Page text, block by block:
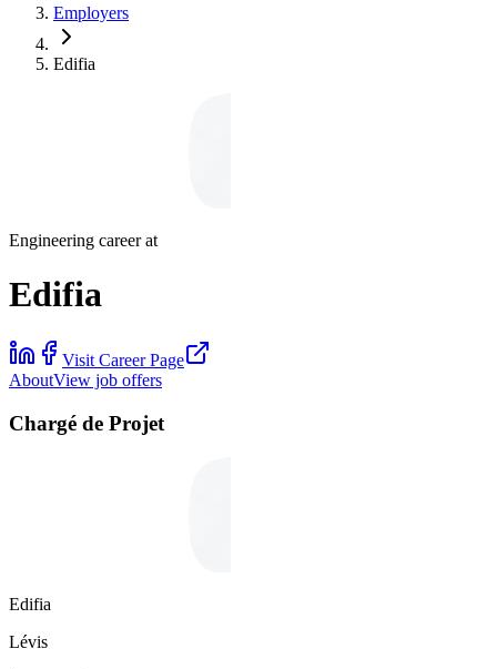
Employers
Edifia
Engineering career at
Edifia
Visit Career Page
AboutView job offers
Chargé de Projet
Edifia
Lévis